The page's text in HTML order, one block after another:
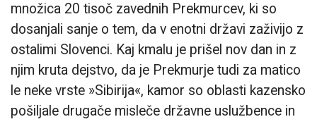
množica 20 tisoč zavednih Prekmurcev, ki so
dosanjali sanje o tem, da v enotni državi zaživijo z
ostalimi Slovenci. Kaj kmalu je prišel nov dan in z
njim kruta dejstvo, da je Prekmurje tudi za matico
le neke vrste »Sibirija«, kamor so oblasti kazensko
pošiljale drugače misleče državne uslužbence in